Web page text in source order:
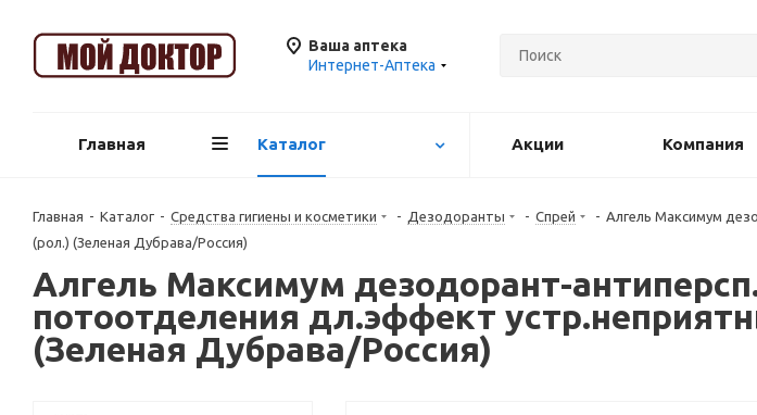
Ваша аптека
Интернет-Аптека
Главная Каталог Акции Компания
Главная - Каталог - Средства гигиены и косметики - Дезодоранты - Спрей - Алгель Максимум
(рол.) (Зеленая Дубрава/Россия)
Алгель Максимум дезодорант-
потоотделения дл.эффект
(Зеленая Дубрава/Россия)